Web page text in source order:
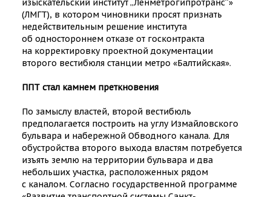
изыскательский институт „Ленметрогипротранс“»
(ЛМГТ), в котором чиновники просят признать
недействительным решение института
об одностороннем отказе от госконтракта
на корректировку проектной документации
второго вестибюля станции метро «Балтийская».
ППТ стал камнем преткновения
По замыслу властей, второй вестибюль
предполагается построить на углу Измайловского
бульвара и набережной Обводного канала. Для
обустройства второго выхода властям потребуется
изъять землю на территории бульвара и два
небольших участка, расположенных рядом
с каналом. Согласно государственной программе